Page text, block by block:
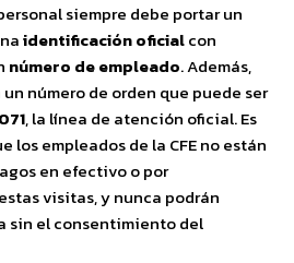
siempre debe portar un
identificación oficialcon
número de empleado. Además,
número de orden que puede ser
071, la línea de atención oficial. Es
los empleados de la CFE no están
en efectivo o por
visitas, y nunca podrán
sin el consentimiento del